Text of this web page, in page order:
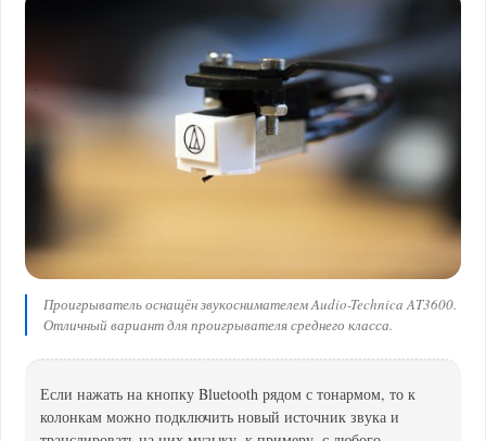
Проигрыватель оснащён звукоснимателем Audio-Technica AT3600.
Отличный вариант для проигрывателя среднего класса.
Если нажать на кнопку Bluetooth рядом с тонармом, то к
колонкам можно подключить новый источник звука и